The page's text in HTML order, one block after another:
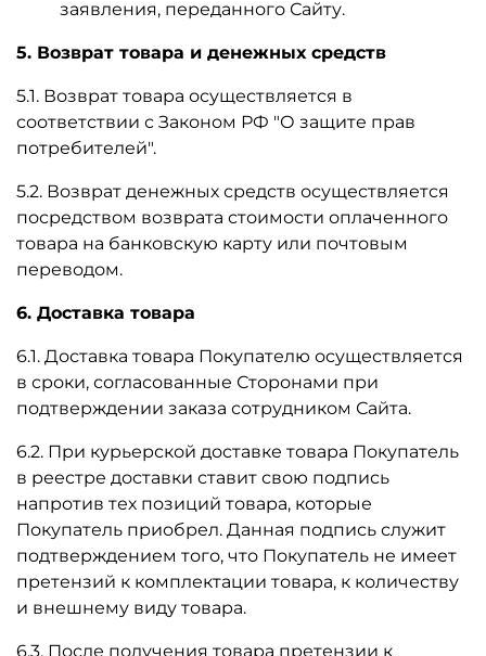
заявления, переданного Сайту.
5. Возврат товара и денежных средств
5.1. Возврат товара осуществляется в
соответствии с Законом РФ "О защите прав
потребителей".
5.2. Возврат денежных средств осуществляется
посредством возврата стоимости оплаченного
товара на банковскую карту или почтовым
переводом.
6. Доставка товара
6.1. Доставка товара Покупателю осуществляется
в сроки, согласованные Сторонами при
подтверждении заказа сотрудником Сайта.
6.2. При курьерской доставке товара Покупатель
в реестре доставки ставит свою подпись
напротив тех позиций товара, которые
Покупатель приобрел. Данная подпись служит
подтверждением того, что Покупатель не имеет
претензий к комплектации товара, к количеству
и внешнему виду товара.
6.3. После получения товара претензии к